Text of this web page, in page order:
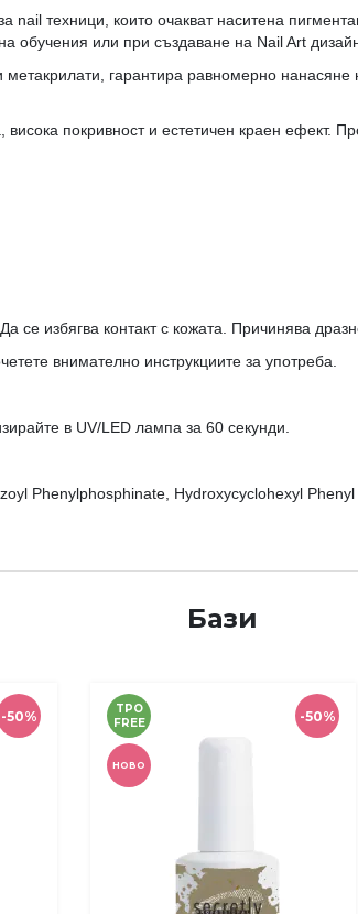
nail техници, които очакват наситена
обучения или при създаване на Nail Art
гарантира равномерно
покривност и естетичен краен ефект.
се избягва контакт с кожата. Причинява
внимателно инструкциите за употреба.
в UV/LED лампа за 60 секунди.
Phenylphosphinate, Hydroxycyclohexyl
Бази
-50% -50%
TPO
FREE
НОВО